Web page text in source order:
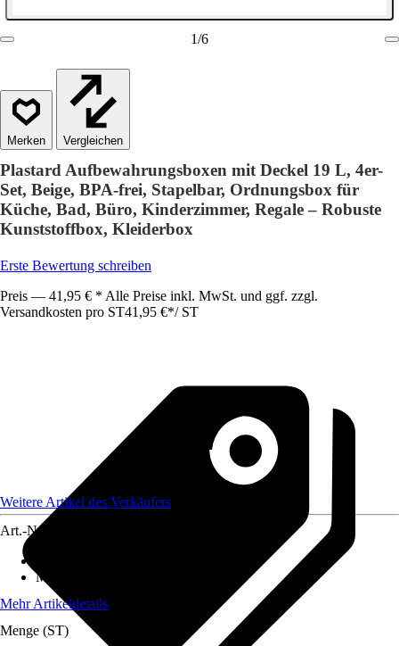
1/6
Vergleichen
Plastard Aufbewahrungsboxen mit Deckel 19 L, 4er-
Set, Beige, BPA-frei, Stapelbar, Ordnungsbox für
Küche, Bad, Büro, Kinderzimmer, Regale – Robuste
Kunststoffbox, Kleiderbox
Erste Bewertung schreiben
Preis — 41,95 € * Alle Preise inkl. MwSt. und ggf. zzgl.
Versandkosten pro ST41,95 €*/ ST
Weitere Artikel des Verkäufers
Art.-Nr.
Material
Mehr Artikeldetails
Menge (ST)